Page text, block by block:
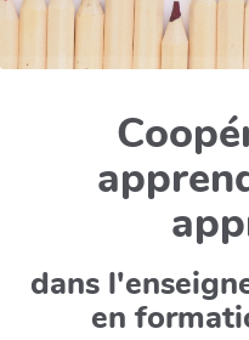
dans
en